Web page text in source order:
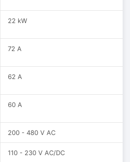
22 kW
72 A
62 A
60 A
200 - 480 V AC
110 - 230 V AC/DC